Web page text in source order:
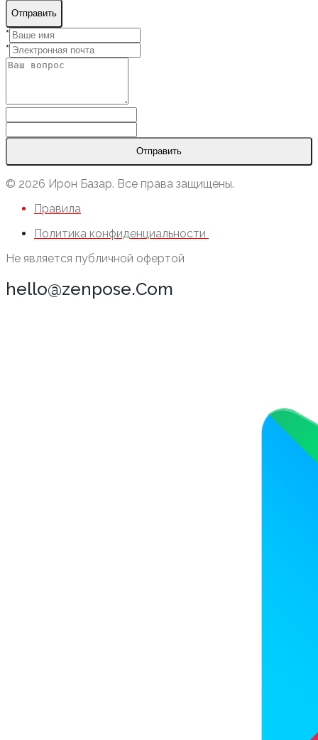
Отправить
*
*
Отправить
© 2026 Ирон Базар. Все права защищены.
Правила
Политика конфиденциальности
Не является публичной офертой
hello@zenpose.Com